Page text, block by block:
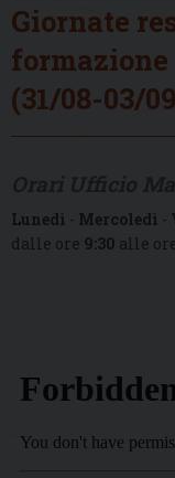
Giornate
(31/08-03/
Lunedì - Mercoledì -
dalle ore 9:30 alle